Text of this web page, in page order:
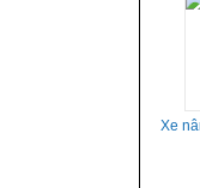
Xe